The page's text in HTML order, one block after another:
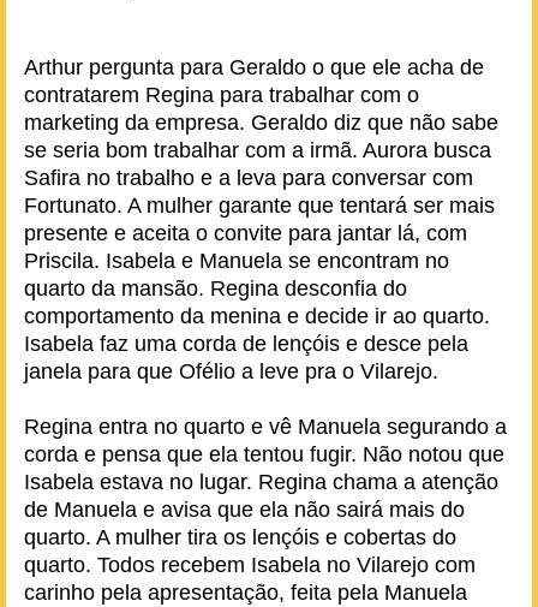
Arthur pergunta para Geraldo o que ele acha de
contratarem Regina para trabalhar com o
marketing da empresa. Geraldo diz que não sabe
se seria bom trabalhar com a irmã. Aurora busca
Safira no trabalho e a leva para conversar com
Fortunato. A mulher garante que tentará ser mais
presente e aceita o convite para jantar lá, com
Priscila. Isabela e Manuela se encontram no
quarto da mansão. Regina desconfia do
comportamento da menina e decide ir ao quarto.
Isabela faz uma corda de lençóis e desce pela
janela para que Ofélio a leve pra o Vilarejo.
Regina entra no quarto e vê Manuela segurando a
corda e pensa que ela tentou fugir. Não notou que
Isabela estava no lugar. Regina chama a atenção
de Manuela e avisa que ela não sairá mais do
quarto. A mulher tira os lençóis e cobertas do
quarto. Todos recebem Isabela no Vilarejo com
carinho pela apresentação, feita pela Manuela